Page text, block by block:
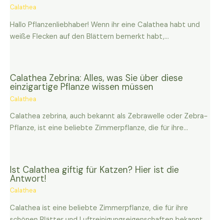
Calathea
Hallo Pflanzenliebhaber! Wenn ihr eine Calathea habt und
weiße Flecken auf den Blättern bemerkt habt,…
Calathea Zebrina: Alles, was Sie über diese
einzigartige Pflanze wissen müssen
Calathea
Calathea zebrina, auch bekannt als Zebrawelle oder Zebra-
Pflanze, ist eine beliebte Zimmerpflanze, die für ihre…
Ist Calathea giftig für Katzen? Hier ist die
Antwort!
Calathea
Calathea ist eine beliebte Zimmerpflanze, die für ihre